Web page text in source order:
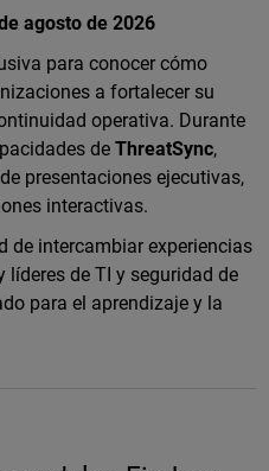
agosto de 2026
para conocer cómo
a fortalecer su
operativa. Durante
deThreatSync,
presentaciones ejecutivas,
interactivas.
de intercambiar experiencias
líderes de TI y seguridad de
para el aprendizaje y la